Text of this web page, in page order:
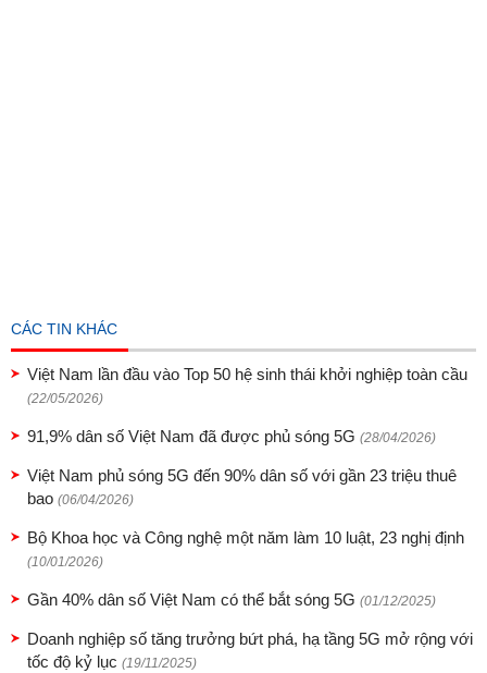
CÁC TIN KHÁC
Việt Nam lần đầu vào Top 50 hệ sinh thái khởi nghiệp toàn cầu
(22/05/2026)
91,9% dân số Việt Nam đã được phủ sóng 5G (28/04/2026)
Việt Nam phủ sóng 5G đến 90% dân số với gần 23 triệu thuê
bao (06/04/2026)
Bộ Khoa học và Công nghệ một năm làm 10 luật, 23 nghị định
(10/01/2026)
Gần 40% dân số Việt Nam có thể bắt sóng 5G (01/12/2025)
Doanh nghiệp số tăng trưởng bứt phá, hạ tầng 5G mở rộng với
tốc độ kỷ lục (19/11/2025)